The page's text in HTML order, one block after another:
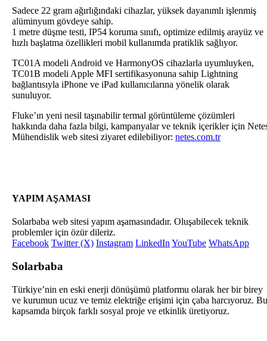
Sadece 22 gram ağırlığındaki cihazlar, yüksek dayanımlı işlenmiş
alüminyum gövdeye sahip.
1 metre düşme testi, IP54 koruma sınıfı, optimize edilmiş arayüz ve
hızlı başlatma özellikleri mobil kullanımda pratiklik sağlıyor.
TC01A modeli Android ve HarmonyOS cihazlarla uyumluyken,
TC01B modeli Apple MFI sertifikasyonuna sahip Lightning
bağlantısıyla iPhone ve iPad kullanıcılarına yönelik olarak
sunuluyor.
Fluke’ın yeni nesil taşınabilir termal görüntüleme çözümleri
hakkında daha fazla bilgi, kampanyalar ve teknik içerikler için
Mühendislik web sitesi ziyaret edilebiliyor: netes.com.tr
YAPIM AŞAMASI
Solarbaba web sitesi yapım aşamasındadır. Oluşabilecek teknik
problemler için özür dileriz.
Facebook Twitter (X) Instagram LinkedIn YouTube WhatsApp
Solarbaba
Türkiye’nin en eski enerji dönüşümü platformu olarak her bir birey
ve kurumun ucuz ve temiz elektriğe erişimi için çaba harcıyoruz. Bu
kapsamda birçok farklı sosyal proje ve etkinlik üretiyoruz.